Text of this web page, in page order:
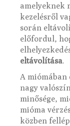
amelyeknek
kezelésről
során
előfordul,
eltávolítása.
A miómában
nagy
minősége,
mióma
közben